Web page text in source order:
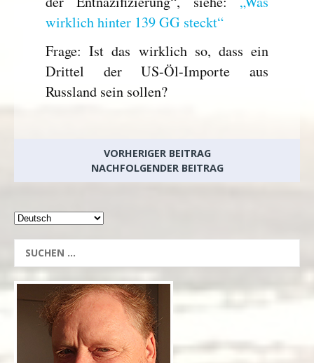
wirklich hinter 139 GG steckt“
Frage: Ist das wirklich so, dass ein
Drittel der US-Öl-Importe aus
Russland sein sollen?
VORHERIGER BEITRAG
NACHFOLGENDER BEITRAG